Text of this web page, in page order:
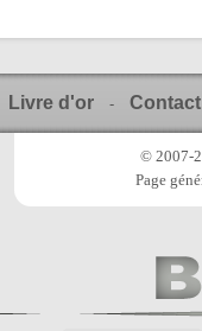
Livre d'or - Contact
© 2007-
Page